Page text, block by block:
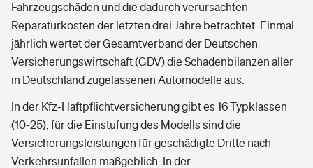
Fahrzeugschäden und die dadurch verursachten
Reparaturkosten der letzten drei Jahre betrachtet. Einmal
jährlich wertet der Gesamtverband der Deutschen
Versicherungswirtschaft (GDV) die Schadenbilanzen aller
in Deutschland zugelassenen Automodelle aus.
In der Kfz-Haftpflichtversicherung gibt es 16 Typklassen
(10-25), für die Einstufung des Modells sind die
Versicherungsleistungen für geschädigte Dritte nach
Verkehrsunfällen maßgeblich. In der